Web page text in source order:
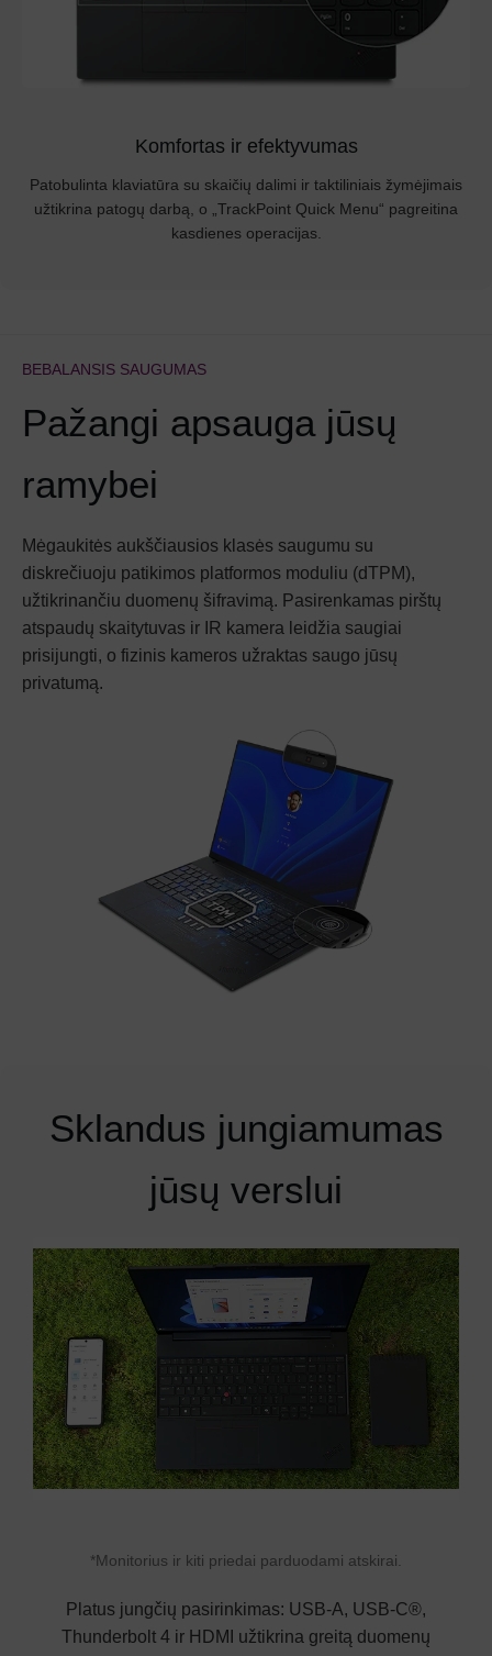
Komfortas ir efektyvumas
Patobulinta klaviatūra su skaičių dalimi ir taktiliniais žymėjimais
užtikrina patogų darbą, o „TrackPoint Quick Menu“ pagreitina
kasdienes operacijas.
BEBALANSIS SAUGUMAS
Pažangi apsauga jūsų
ramybei
Mėgaukitės aukščiausios klasės saugumu su
diskrečiuoju patikimos platformos moduliu (dTPM),
užtikrinančiu duomenų šifravimą. Pasirenkamas pirštų
atspaudų skaitytuvas ir IR kamera leidžia saugiai
prisijungti, o fizinis kameros užraktas saugo jūsų
privatumą.
Sklandus jungiamumas
jūsų verslui
*Monitorius ir kiti priedai parduodami atskirai.
Platus jungčių pasirinkimas: USB-A, USB-C®,
Thunderbolt 4 ir HDMI užtikrina greitą duomenų